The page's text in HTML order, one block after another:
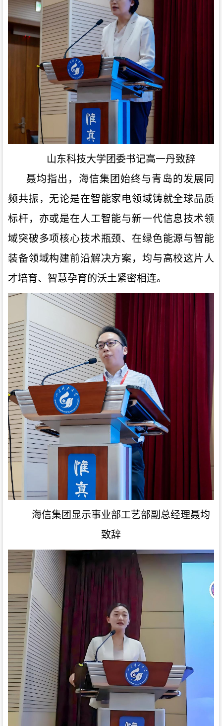
山东科技大学团委书记高一丹致辞
聂均指出，海信集团始终与青岛的发展同
频共振，无论是在智能家电领域铸就全球品质
标杆，亦或是在人工智能与新一代信息技术领
域突破多项核心技术瓶颈、在绿色能源与智能
装备领域构建前沿解决方案，均与高校这片人
才培育、智慧孕育的沃土紧密相连。
海信集团显示事业部工艺部副总经理聂均
致辞